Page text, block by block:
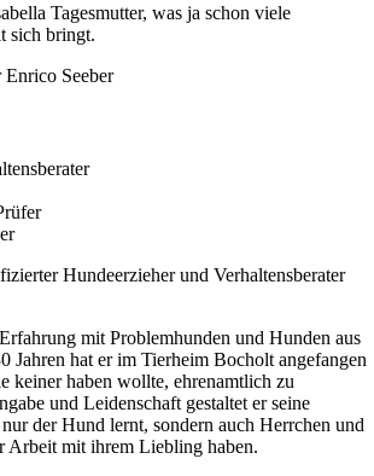
Tagesmutter, was ja schon viele
sich bringt.
Hun­de­er­zie­her und Ver­hal­tens­be­ra­ter
mit Problemhunden und Hunden aus
Jahren hat er im Tierheim Bocholt angefangen
keiner haben wollte, ehrenamtlich zu
und Leidenschaft gestaltet er seine
der Hund lernt, sondern auch Herrchen und
Arbeit mit ihrem Liebling haben.